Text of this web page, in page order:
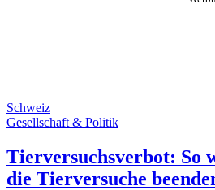
Schweiz
Gesellschaft & Politik
Tierversuchsverbot: So
die Tierversuche